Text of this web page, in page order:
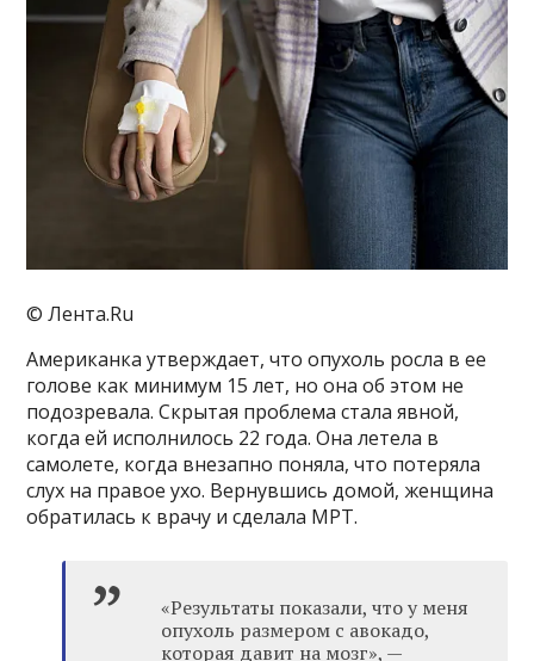
© Лента.Ru
Американка утверждает, что опухоль росла в ее
голове как минимум 15 лет, но она об этом не
подозревала. Скрытая проблема стала явной,
когда ей исполнилось 22 года. Она летела в
самолете, когда внезапно поняла, что потеряла
слух на правое ухо. Вернувшись домой, женщина
обратилась к врачу и сделала МРТ.
«Результаты показали, что у меня
опухоль размером с авокадо,
которая давит на мозг», —